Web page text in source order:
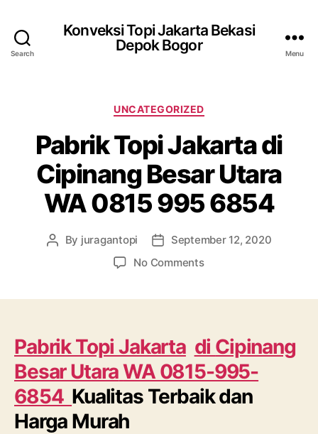
Search
Konveksi Topi Jakarta Bekasi
Depok Bogor
Menu
Categories
UNCATEGORIZED
Pabrik Topi Jakarta di
Cipinang Besar Utara
WA 0815 995 6854
Post
By juragantopi
PostSeptember 12, 2020
No Commentson
Cipinang
Besar
Utara
WA
0815
Pabrik Topi Jakarta di Cipinang
Besar UtaraWA 0815-995-
6854 Kualitas Terbaik dan
Harga Murah